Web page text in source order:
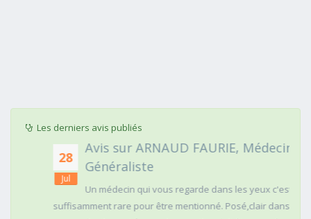
Les derniers avis publiés
Avis sur ARNAUD FAURIE, Médecin
Généraliste
Un médecin qui vous regarde dans les yeux c'est
suffisamment rare pour être mentionné. Posé,clair dans